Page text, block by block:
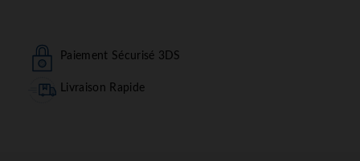
Paiement Sécurisé 3DS
Livraison Rapide